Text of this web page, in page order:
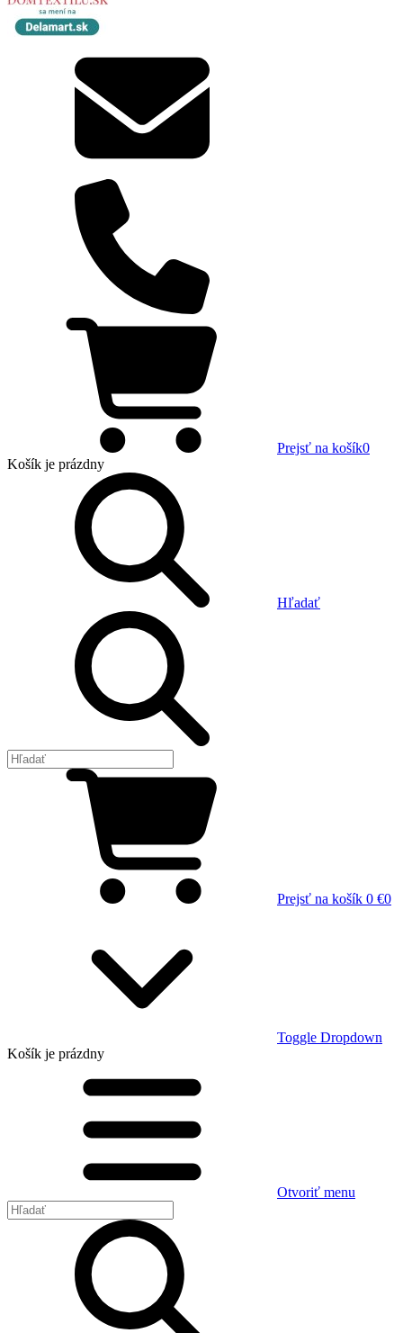
Prejsť na košík0
Košík je prázdny
Hľadať
Prejsť na košík 0 €0
Toggle Dropdown
Košík je prázdny
Otvoriť menu